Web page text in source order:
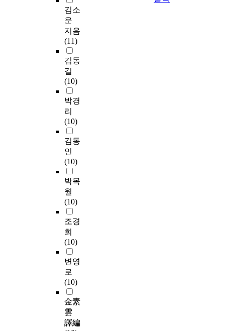
김소
운
지음
(11)
김동
길
(10)
박경
리
(10)
김동
인
(10)
박목
월
(10)
조경
희
(10)
변영
로
(10)
金素
雲
譯編